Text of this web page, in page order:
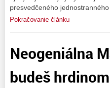
presvedčeného
Pokračovanie článku
Neogeniálna
budeš